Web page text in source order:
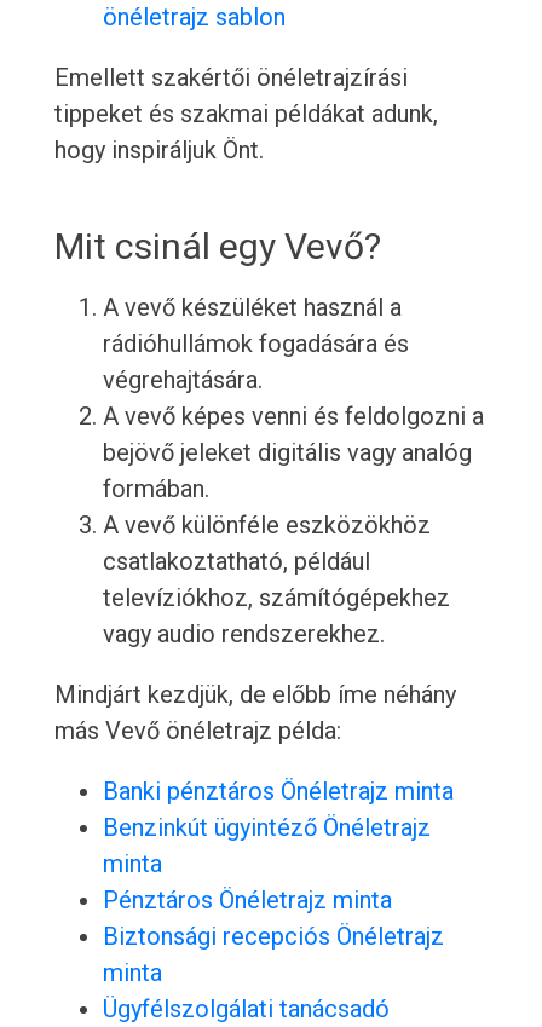
önéletrajz sablon
Emellett szakértői önéletrajzírási
tippeket és szakmai példákat adunk,
hogy inspiráljuk Önt.
Mit csinál egy Vevő?
A vevő készüléket használ a
rádióhullámok fogadására és
végrehajtására.
A vevő képes venni és feldolgozni a
bejövő jeleket digitális vagy analóg
formában.
A vevő különféle eszközökhöz
csatlakoztatható, például
televíziókhoz, számítógépekhez
vagy audio rendszerekhez.
Mindjárt kezdjük, de előbb íme néhány
más Vevő önéletrajz példa:
Banki pénztáros Önéletrajz minta
Benzinkút ügyintéző Önéletrajz
minta
Pénztáros Önéletrajz minta
Biztonsági recepciós Önéletrajz
minta
Ügyfélszolgálati tanácsadó